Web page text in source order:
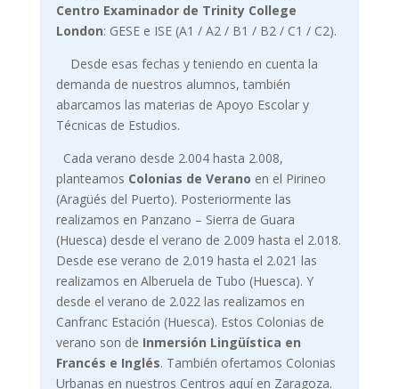
Centro Examinador de Trinity College
London: GESE e ISE (A1 / A2 / B1 / B2 / C1 / C2).
Desde esas fechas y teniendo en cuenta la
demanda de nuestros alumnos, también
abarcamos las materias de Apoyo Escolar y
Técnicas de Estudios.
Cada verano desde 2.004 hasta 2.008,
planteamos Colonias de Verano en el Pirineo
(Aragüés del Puerto). Posteriormente las
realizamos en Panzano – Sierra de Guara
(Huesca) desde el verano de 2.009 hasta el 2.018.
Desde ese verano de 2.019 hasta el 2.021 las
realizamos en Alberuela de Tubo (Huesca). Y
desde el verano de 2.022 las realizamos en
Canfranc Estación (Huesca). Estos Colonias de
verano son de Inmersión Lingüística en
Francés e Inglés. También ofertamos Colonias
Urbanas en nuestros Centros aquí en Zaragoza.